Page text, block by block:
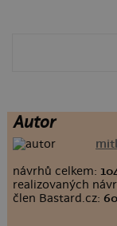
Autor
návrhů celkem:
realizovaných
člen Bastard.cz: